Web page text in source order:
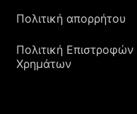
Πολιτική απορρήτου
Πολιτική Επιστροφών
Χρημάτων